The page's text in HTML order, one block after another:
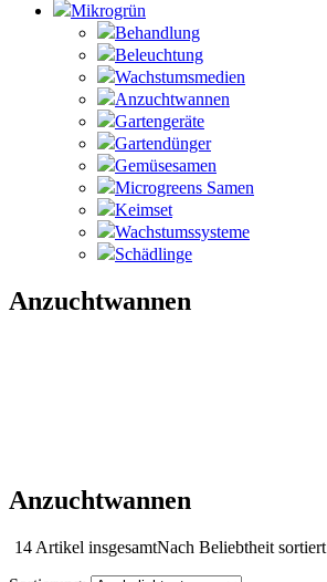
Mikrogrün
Behandlung
Beleuchtung
Wachstumsmedien
Anzuchtwannen
Gartengeräte
Gartendünger
Gemüsesamen
Microgreens Samen
Keimset
Wachstumssysteme
Schädlinge
Anzuchtwannen
Anzuchtwannen
14 Artikel insgesamtNach Beliebtheit sortiert